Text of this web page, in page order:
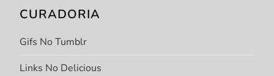
CURADORIA
Gifs No Tumblr
Links No Delicious